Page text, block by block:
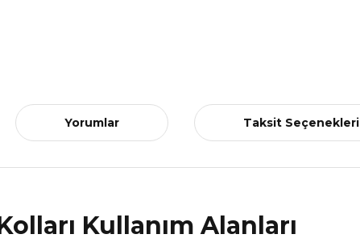
Yorumlar Taksit Seçenekleri
Kullanım Alanları